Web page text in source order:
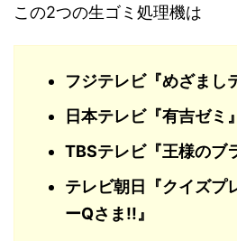
この2つの生ゴミ処理機は
フジテレビ『めざまし
日本テレビ『有吉ゼミ』
TBSテレビ『王様のブ
テレビ朝日『クイズプ
ーQさま!!』